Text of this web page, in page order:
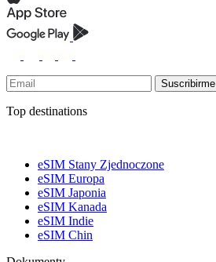
Suscribirme
Top destinations
eSIM Stany Zjednoczone
eSIM Europa
eSIM Japonia
eSIM Kanada
eSIM Indie
eSIM Chin